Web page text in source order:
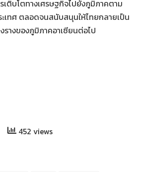
เติบโตทางเศรษฐกิจไปยังภูมิภาคตาม
เทศ ตลอดจนสนับสนุนให้ไทยกลายเป็น
างของภูมิภาคอาเซียนต่อไป
452 views